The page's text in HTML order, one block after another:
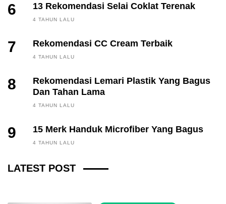
6 13 Rekomendasi Selai Coklat Terenak
4 TAHUN LALU
7 Rekomendasi CC Cream Terbaik
4 TAHUN LALU
8
Rekomendasi Lemari Plastik Yang Bagus
Dan Tahan Lama
4 TAHUN LALU
9 15 Merk Handuk Microfiber Yang Bagus
4 TAHUN LALU
LATEST POST
FINANCE, INVESTING
3 BULAN LALU